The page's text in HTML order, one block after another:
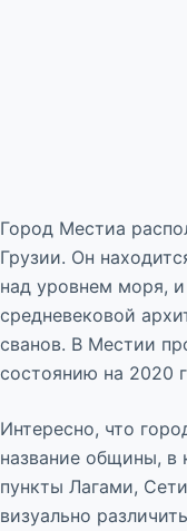
Город Местиа
Грузии. Он
над уровнем моря,
средневековой
сванов. В Местии
состоянию на 2020
Интересно, что
название общины, в
пункты Лагами,
визуально